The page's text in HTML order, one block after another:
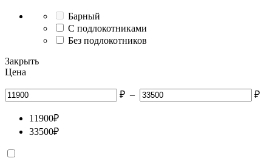
Барный
С подлокотниками
Без подлокотников
Закрыть
Цена
₽ – ₽
11900₽
33500₽